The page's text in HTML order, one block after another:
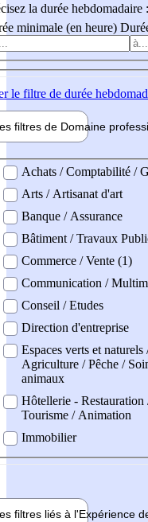
la durée hebdomadaire :
minimale (en heure)
le filtre de durée
filtres de Domaine pro
professionel
Achats / Comptabilité /
Arts / Artisanat d'art
Banque / Assurance
Bâtiment / Travaux
Commerce / Vente (1)
Communication /
Conseil / Etudes
Direction d'entreprise
Espaces verts et naturels
Agriculture / Pêche /
animaux
Hôtellerie - Restauration
Tourisme / Animation
Immobilier
filtres liés à l'Expérience